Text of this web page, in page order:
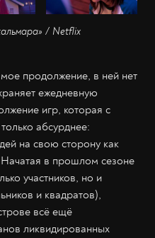
/ Netflix
продолжение, в ней нет
ежедневную
игр, которая с
абсурднее:
на свою сторону как
в прошлом сезоне
участников, но и
и квадратов),
всё ещё
ликвидированных